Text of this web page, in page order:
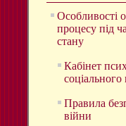
Особливості
процесу під
стану
Кабінет
соціального
Правила
війни